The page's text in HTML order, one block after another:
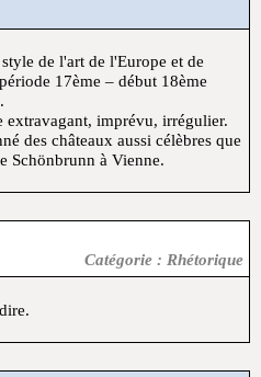
17ème – début 18ème
extravagant, imprévu, irrégulier.
des châteaux aussi célèbres que
Schönbrunn à Vienne.
Catégorie : Rhétorique